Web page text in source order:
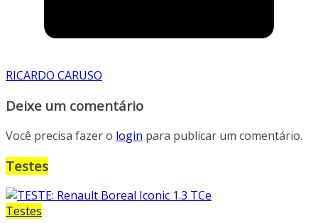
RICARDO CARUSO
Deixe um comentário
Você precisa fazer o login para publicar um comentário.
Testes
Testes